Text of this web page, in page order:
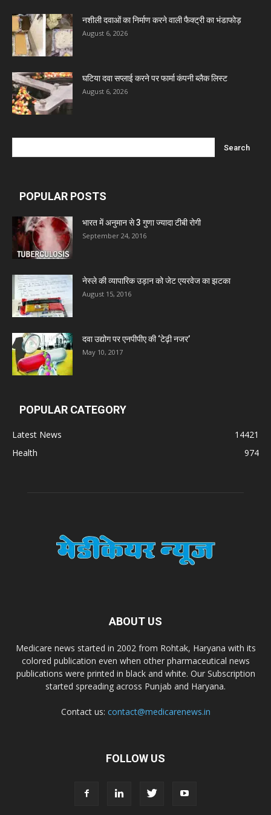
Ben Pharmaceuticals
Marxx Pharma
Mcneil & Argus Pharmaceuticals Limited
Admac Group Companies
Deep Shree Pharmaceuticals
Zumentes Healthcare
Digital Vision
Carewell Ayurveda
Dr. Madhukar Pharmaceuticals (P) Ltd
Dr. Alson Laboratories Private Limited
Domagk Smith Labs Pvt Ltd
नशीली दवाओं का निर्माण करने वाली फैक्ट्री का भंडाफोड़
August 6, 2026
घटिया दवा सप्लाई करने पर फार्मा कंपनी ब्लैक लिस्ट
August 6, 2026
POPULAR POSTS
भारत में अनुमान से 3 गुणा ज्यादा टीबी रोगी
September 24, 2016
नेस्ले की व्यापारिक उड़ान को जेट एयरवेज का झटका
August 15, 2016
दवा उद्योग पर एनपीपीए की ‘टेढ़ी नजर’
May 10, 2017
POPULAR CATEGORY
Latest News
14421
Health
974
ABOUT US
Medicare news started in 2002 from Rohtak, Haryana with its
colored publication even when other pharmaceutical news
publications were printed in black and white. Our Subscription
started spreading across Punjab and Haryana.
Contact us: contact@medicarenews.in
FOLLOW US